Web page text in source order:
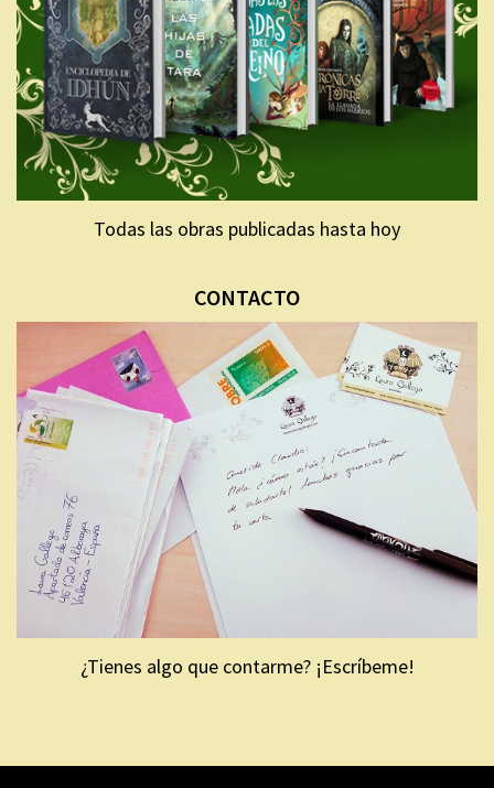
Todas las obras publicadas hasta hoy
CONTACTO
¿Tienes algo que contarme? ¡Escríbeme!